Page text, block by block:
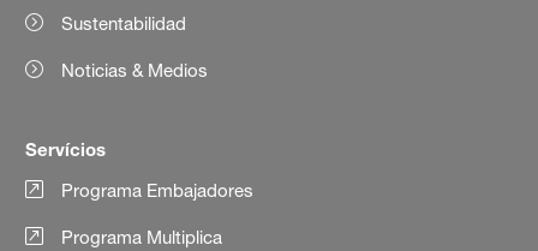
Sustentabilidad
Noticias & Medios
Servícios
Programa Embajadores
Programa Multiplica